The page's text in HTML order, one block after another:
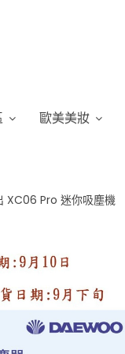
歐美美妝
XC06 Pro 迷你吸塵機